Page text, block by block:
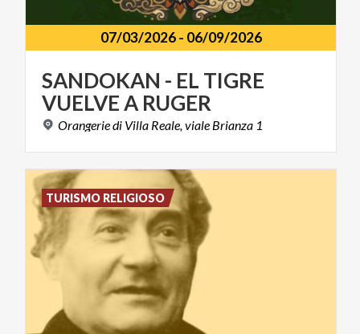
07/03/2026- 06/09/2026
SANDOKAN - EL TIGRE
VUELVEA RUGER
Orangeriedi Villa Reale, viale Brianza 1
TURISMO RELIGIOSO